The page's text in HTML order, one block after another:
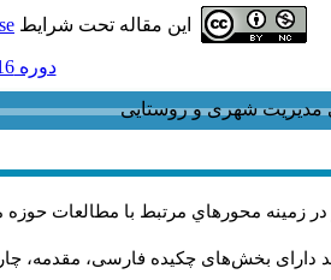
این مقاله تحت شرایط
دوره 16، شماره 46 و ضميمه - ( لاتين 1396 )
زمینه محورهاي مرتبط با مطالعات
دارای بخش‌های چکیده فارسی، مقدمه،